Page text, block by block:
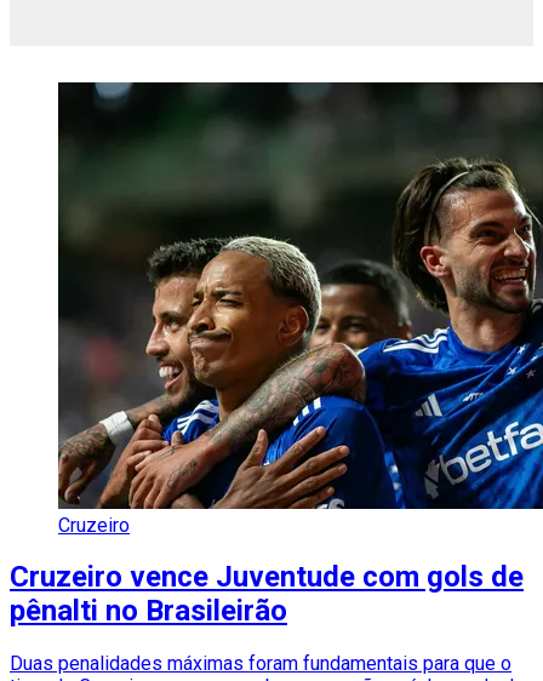
Cruzeiro
Cruzeiro vence Juventude com gols de
pênalti no Brasileirão
Duas penalidades máximas foram fundamentais para que o